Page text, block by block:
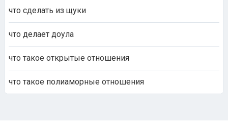
что сделать из щуки
что делает доула
что такое открытые отношения
что такое полиаморные отношения